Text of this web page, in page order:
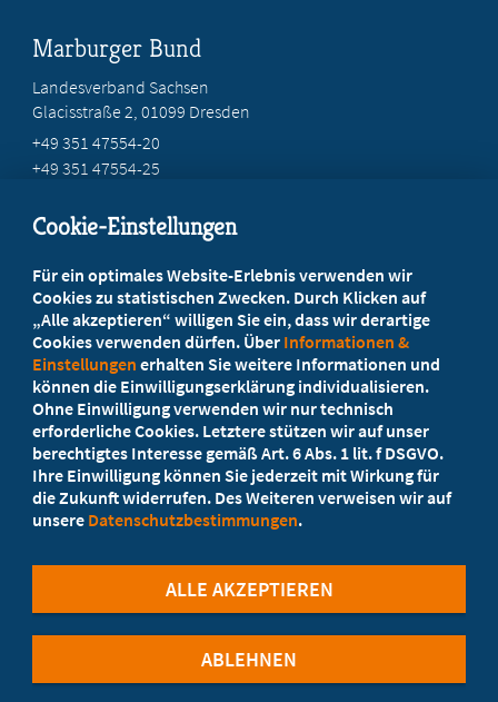
Marburger Bund
Landesverband Sachsen
Glacisstraße 2, 01099 Dresden
+49 351 47554-20
+49 351 47554-25
Ihr Landesverband berät Sie!
Ansprechpartner
Werden Sie jetzt Mitglied
5 Vorteile einer MB-Mitgliedschaft
Cookie-Einstellungen
Für ein optimales Website-Erlebnis verwenden wir
Cookies zu statistischen Zwecken. Durch Klicken auf
„Alle akzeptieren“ willigen Sie ein, dass wir derartige
Cookies verwenden dürfen. Über Informationen &
Einstellungen erhalten Sie weitere Informationen und
können die Einwilligungserklärung individualisieren.
Ohne Einwilligung verwenden wir nur technisch
erforderliche Cookies. Letztere stützen wir auf unser
berechtigtes Interesse gemäß Art. 6 Abs. 1 lit. f DSGVO.
Ihre Einwilligung können Sie jederzeit mit Wirkung für
die Zukunft widerrufen. Des Weiteren verweisen wir auf
unsere Datenschutzbestimmungen.
ABLEHNEN
ALLE AKZEPTIEREN